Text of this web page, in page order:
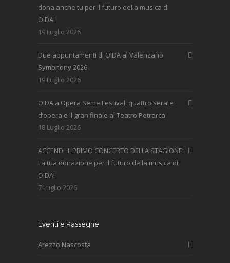
dona anche tu per il futuro della musica di
OIDA!
19 Luglio 2026
Due appuntamenti di OIDA al Valenzano
Symphony 2026
19 Luglio 2026
OIDA a Opera Seme Festival: quattro serate
d’opera e il gran finale al Teatro Petrarca
18 Luglio 2026
ACCENDI IL PRIMO CONCERTO DELLA STAGIONE:
La tua donazione per il futuro della musica di
OIDA!
7 Luglio 2026
Eventi e Rassegne
Arezzo Nascosta